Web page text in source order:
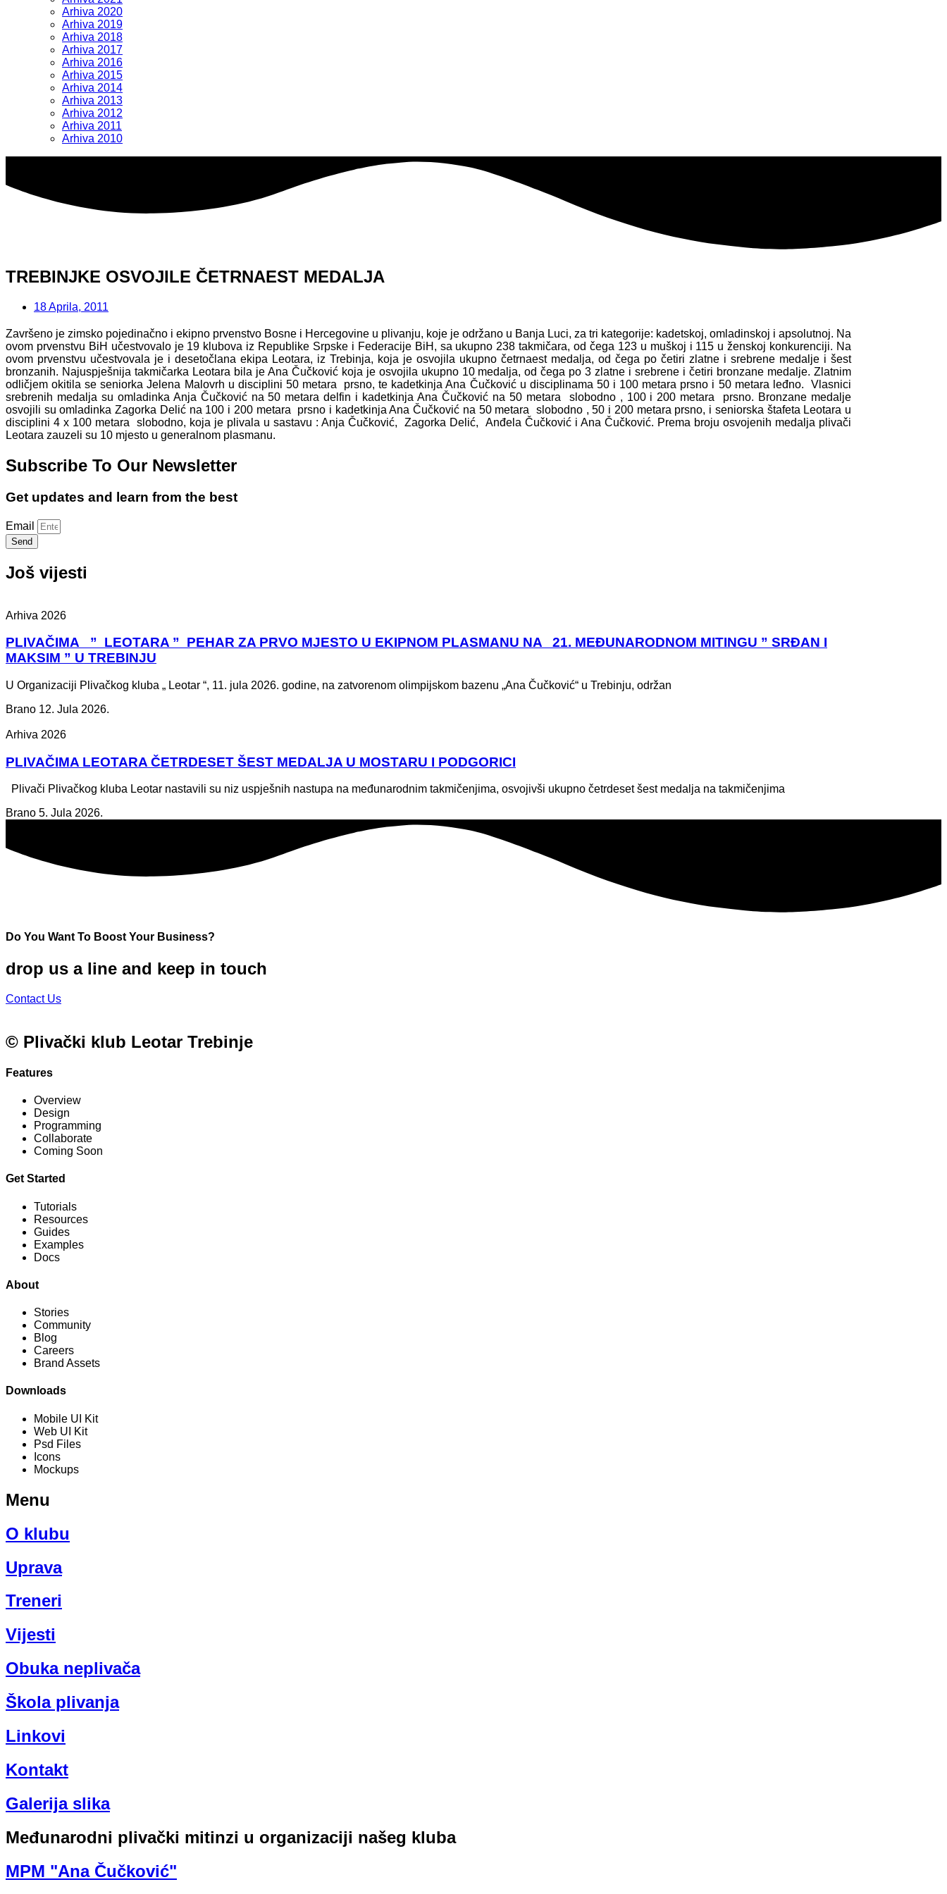
Arhiva 2020
Arhiva 2019
Arhiva 2018
Arhiva 2017
Arhiva 2016
Arhiva 2015
Arhiva 2014
Arhiva 2013
Arhiva 2012
Arhiva 2011
Arhiva 2010
TREBINJKE OSVOJILE ČETRNAEST MEDALJA
18 Aprila, 2011
Završeno je zimsko pojedinačno i ekipno prvenstvo Bosne i Hercegovine u plivanju, koje je održano u Banja Luci, za tri kategorije: kadetskoj, omladinskoj i apsolutnoj. Na
ovom prvenstvu BiH učestvovalo je 19 klubova iz Republike Srpske i Federacije BiH, sa ukupno 238 takmičara, od čega 123 u muškoj i 115 u ženskoj konkurenciji. Na
ovom prvenstvu učestvovala je i desetočlana ekipa Leotara, iz Trebinja, koja je osvojila ukupno četrnaest medalja, od čega po četiri zlatne i srebrene medalje i šest
bronzanih. Najuspješnija takmičarka Leotara bila je Ana Čučković koja je osvojila ukupno 10 medalja, od čega po 3 zlatne i srebrene i četiri bronzane medalje. Zlatnim
odličjem okitila se seniorka Jelena Malovrh u disciplini 50 metara prsno, te kadetkinja Ana Čučković u disciplinama 50 i 100 metara prsno i 50 metara leđno. Vlasnici
srebrenih medalja su omladinka Anja Čučković na 50 metara delfin i kadetkinja Ana Čučković na 50 metara slobodno , 100 i 200 metara prsno. Bronzane medalje
osvojili su omladinka Zagorka Delić na 100 i 200 metara prsno i kadetkinja Ana Čučković na 50 metara slobodno , 50 i 200 metara prsno, i seniorska štafeta Leotara u
disciplini 4 x 100 metara slobodno, koja je plivala u sastavu : Anja Čučković, Zagorka Delić, Anđela Čučković i Ana Čučković. Prema broju osvojenih medalja plivači
Leotara zauzeli su 10 mjesto u generalnom plasmanu.
Subscribe To Our Newsletter
Get updates and learn from the best
Email
Send
Još vijesti
Arhiva 2026
PLIVAČIMA ” LEOTARA ” PEHAR ZA PRVO MJESTO U EKIPNOM PLASMANU NA 21. MEĐUNARODNOM MITINGU ” SRĐAN I
MAKSIM ” U TREBINJU
U Organizaciji Plivačkog kluba „ Leotar “, 11. jula 2026. godine, na zatvorenom olimpijskom bazenu „Ana Čučković“ u Trebinju, održan
Brano 12. Jula 2026.
Arhiva 2026
PLIVAČIMA LEOTARA ČETRDESET ŠEST MEDALJA U MOSTARU I PODGORICI
Plivači Plivačkog kluba Leotar nastavili su niz uspješnih nastupa na međunarodnim takmičenjima, osvojivši ukupno četrdeset šest medalja na takmičenjima
Brano 5. Jula 2026.
Do You Want To Boost Your Business?
drop us a line and keep in touch
Contact Us
© Plivački klub Leotar Trebinje
Features
Overview
Design
Programming
Collaborate
Coming Soon
Get Started
Tutorials
Resources
Guides
Examples
Docs
About
Stories
Community
Blog
Careers
Brand Assets
Downloads
Mobile UI Kit
Web UI Kit
Psd Files
Icons
Mockups
Menu
O klubu
Uprava
Treneri
Vijesti
Obuka neplivača
Škola plivanja
Linkovi
Kontakt
Galerija slika
Međunarodni plivački mitinzi u organizaciji našeg kluba
MPM "Ana Čučković"